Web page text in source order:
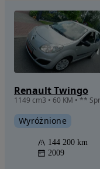
Renault Twingo
Wyróżnione
144 200 km
2009